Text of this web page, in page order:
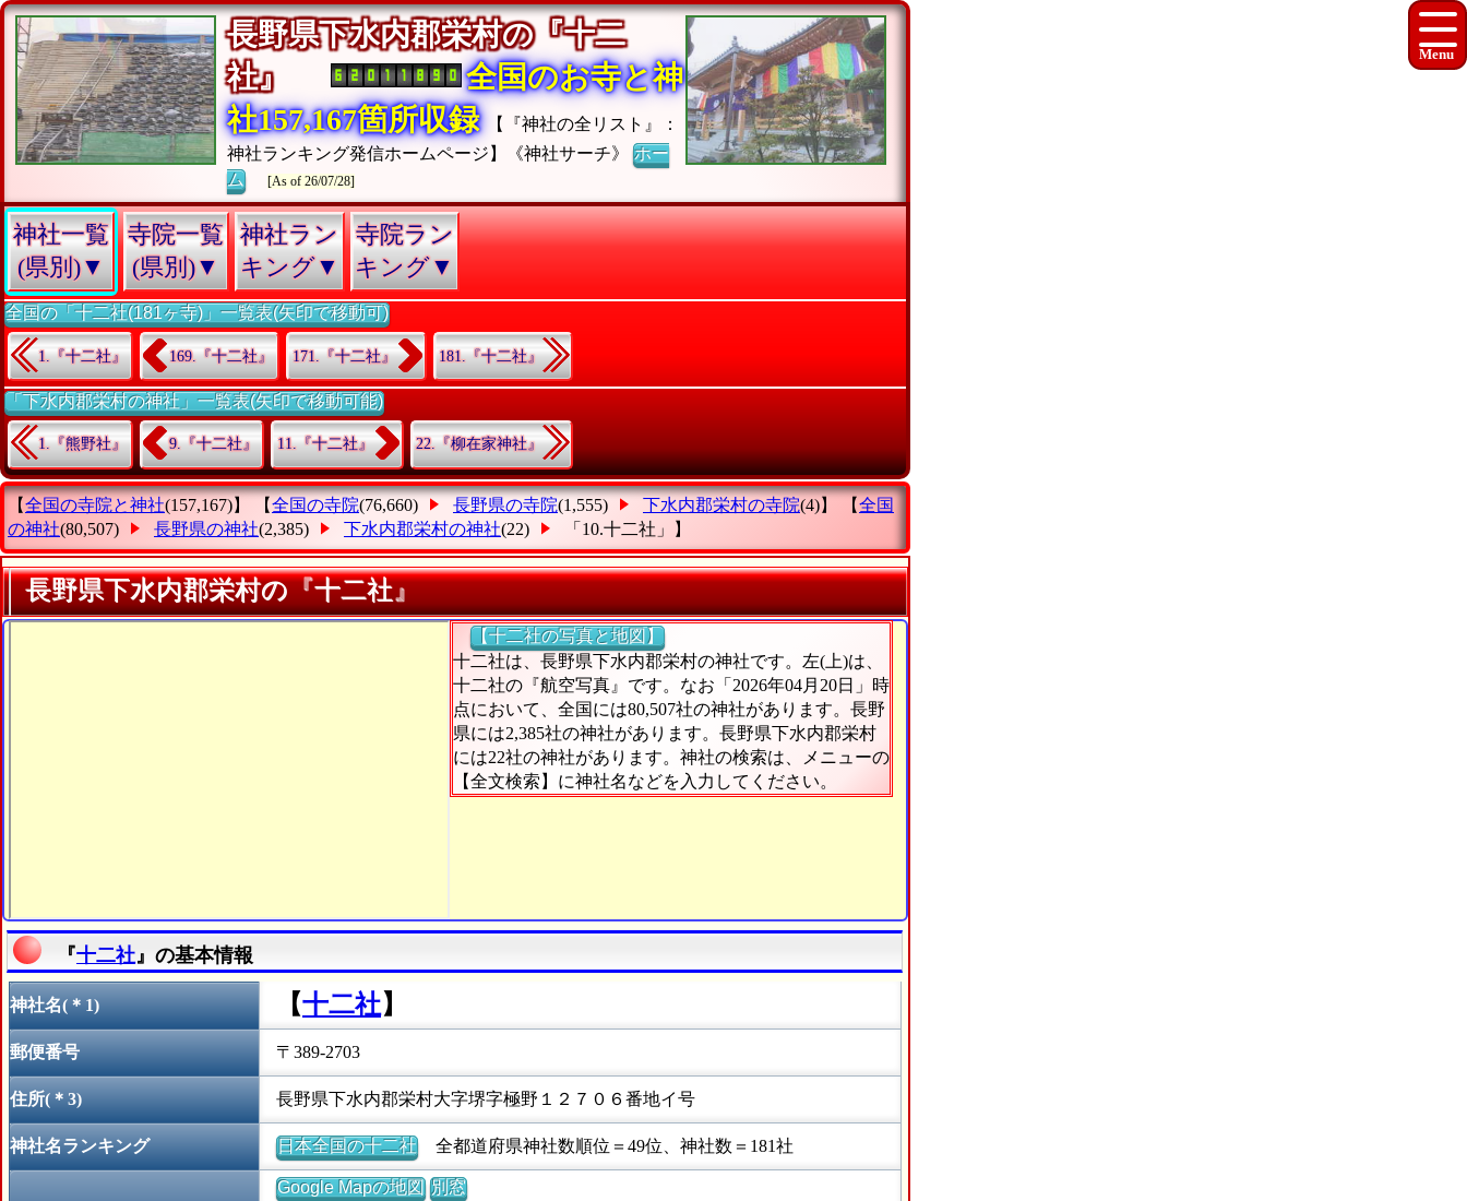
長野県下水内郡栄村の『十二
社』
全国のお寺と神
社157,167箇所収録
【『神社の全リスト』：
神社ランキング発信ホームページ】《神社サーチ》ホー
ム
[As of 26/07/28]
神社一覧
(県別)▼
寺院一覧
(県別)▼
神社ラン
キング▼
寺院ラン
キング▼
全国の「十二社(181ヶ寺)」一覧表(矢印で移動可)
1.『十二社』 169.『十二社』 171.『十二社』 181.『十二社』
「下水内郡栄村の神社」一覧表(矢印で移動可能)
1.『熊野社』 9.『十二社』 11.『十二社』 22.『柳在家神社』
【全国の寺院と神社(157,167)】 【全国の寺院(76,660) 長野県の寺院(1,555) 下水内郡栄村の寺院(4)】 【全国
の神社(80,507) 長野県の神社(2,385) 下水内郡栄村の神社(22) 「10.十二社」 】
長野県下水内郡栄村の『十二社』
【十二社の写真と地図】
十二社は、長野県下水内郡栄村の神社です。左(上)は、
十二社の『航空写真』です。なお「2026年04月20日」時
点において、全国には80,507社の神社があります。長野
県には2,385社の神社があります。長野県下水内郡栄村
には22社の神社があります。神社の検索は、メニューの
【全文検索】に神社名などを入力してください。
『十二社 』の基本情報
神社名(＊1) 【十二社】
郵便番号 〒389-2703
住所(＊3) 長野県下水内郡栄村大字堺字極野１２７０６番地イ号
神社名ランキング 日本全国の十二社全都道府県神社数順位＝49位、神社数＝181社
Google Mapの地図 別窓